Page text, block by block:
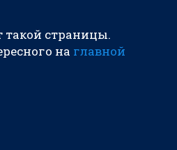
такой страницы.
на главной